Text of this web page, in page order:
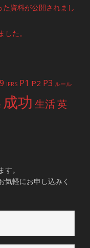
資料が公開されまし
た。
IFRS P1 P2 P3 ルール
成功 生活英
。
気軽にお申し込みく